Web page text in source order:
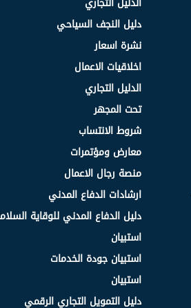
دليل النجف السياحي
نشرة اسعار
اخلاقيات الاعمال
الدليل التجاري
تحت المجهر
شروط الانتساب
معارض ومؤتمرات
منصة رجال الاعمال
ارشادات الدفاع المدني
دليل الدفاع المدني للوقاية
استبيان
استبيان جودة الخدمات
استبيان
دليل التمويل التجاري الرقمي